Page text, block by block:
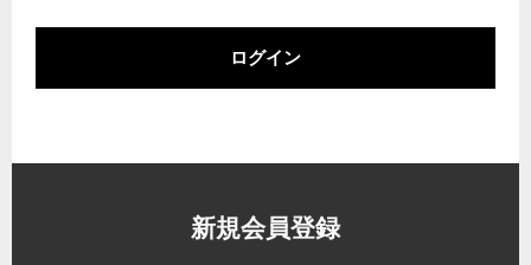
ログイン
新規会員登録